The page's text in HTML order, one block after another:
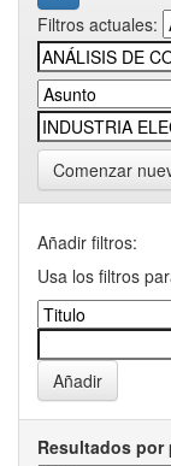
Filtros actuales:
Comenzar
Añadir filtros:
Usa los filtros
Resultados por